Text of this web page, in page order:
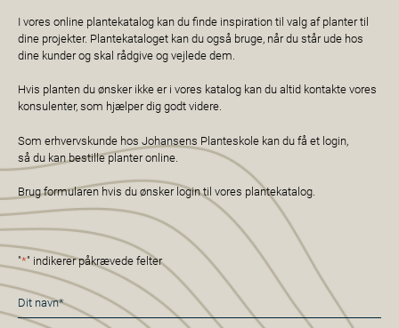
I vores online plantekatalog kan du finde inspiration til valg af planter til
dine projekter. Plantekataloget kan du også bruge, når du står ude hos
dine kunder og skal rådgive og vejlede dem.
Hvis planten du ønsker ikke er i vores katalog kan du altid kontakte vores
konsulenter, som hjælper dig godt videre.
Som erhvervskunde hos Johansens Planteskole kan du få et login,
så du kan bestille planter online.
Brug formularen hvis du ønsker login til vores plantekatalog.
"*" indikerer påkrævede felter
Navn
*